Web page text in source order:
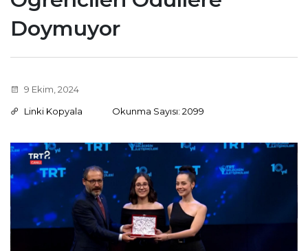
Doymuyor
9 Ekim, 2024
Linki Kopyala
Okunma Sayısı: 2099